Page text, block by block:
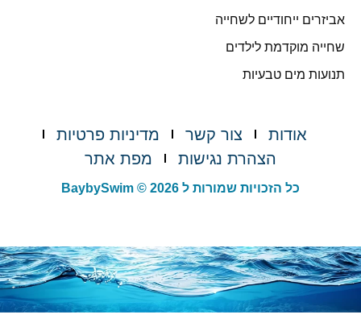
אביזרים ייחודיים לשחייה
שחייה מוקדמת לילדים
תנועות מים טבעיות
אודות צור קשר
מדיניות פרטיות
הצהרת נגישות
מפת אתר
כל הזכויות שמורות ל BaybySwim © 2026